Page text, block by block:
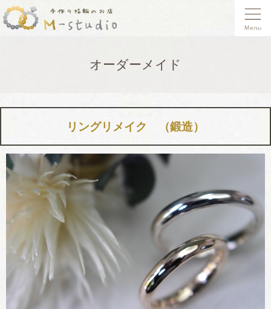
オーダーメイド
リングリメイク （鍛造）